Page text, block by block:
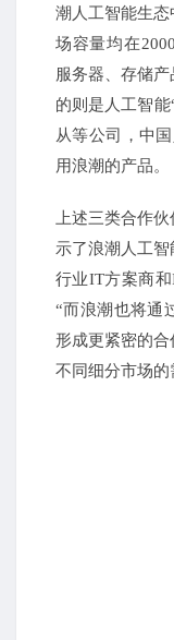
潮人工智能生
场容量均在
服务器、存储
的则是人工智能
从等公司，中
用浪潮的产品。
上述三类合作
示了浪潮人工
行业IT方案商和
“而浪潮也将通
形成更紧密的
不同细分市场的